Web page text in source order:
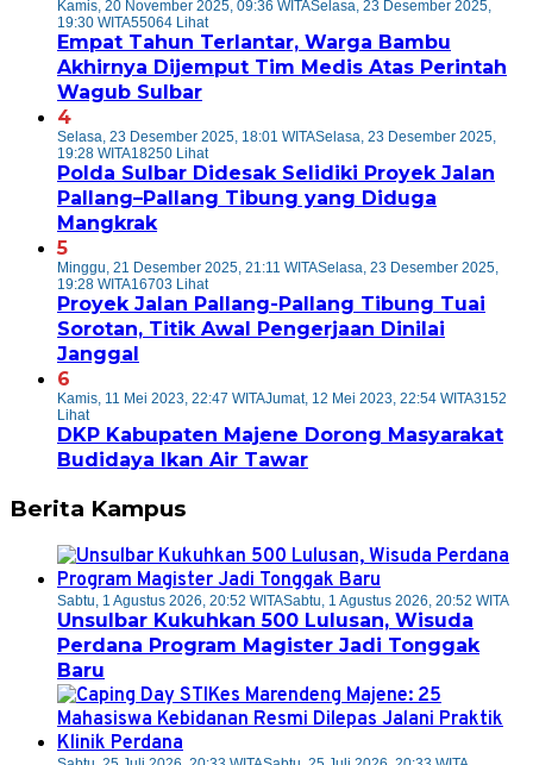
Kamis, 20 November 2025, 09:36 WITASelasa, 23 Desember 2025,
19:30 WITA55064 Lihat
Empat Tahun Terlantar, Warga Bambu
Akhirnya Dijemput Tim Medis Atas Perintah
Wagub Sulbar
4
Selasa, 23 Desember 2025, 18:01 WITASelasa, 23 Desember 2025,
19:28 WITA18250 Lihat
Polda Sulbar Didesak Selidiki Proyek Jalan
Pallang–Pallang Tibung yang Diduga
Mangkrak
5
Minggu, 21 Desember 2025, 21:11 WITASelasa, 23 Desember 2025,
19:28 WITA16703 Lihat
Proyek Jalan Pallang-Pallang Tibung Tuai
Sorotan, Titik Awal Pengerjaan Dinilai
Janggal
6
Kamis, 11 Mei 2023, 22:47 WITAJumat, 12 Mei 2023, 22:54 WITA3152
Lihat
DKP Kabupaten Majene Dorong Masyarakat
Budidaya Ikan Air Tawar
Berita Kampus
Sabtu, 1 Agustus 2026, 20:52 WITASabtu, 1 Agustus 2026, 20:52 WITA
Unsulbar Kukuhkan 500 Lulusan, Wisuda
Perdana Program Magister Jadi Tonggak
Baru